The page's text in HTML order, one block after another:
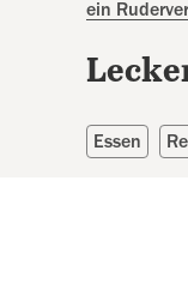
ein
Essen